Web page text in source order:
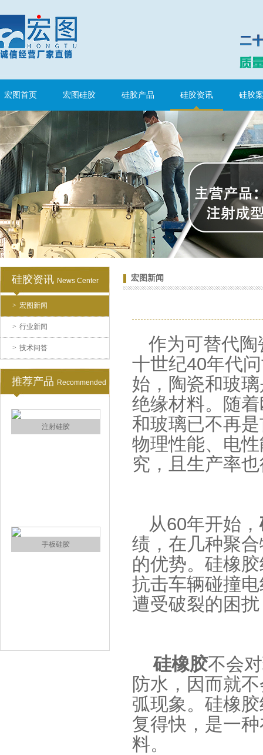
宏图首页 宏图硅胶 硅胶产品 硅胶资讯 硅胶
硅胶资讯 News Center
> 宏图新闻
> 行业新闻
> 技术问答
推荐产品 Recommended
眼镜鼻托专用注射硅胶
涂布硅胶
半透明模具硅胶
注射硅胶
宏图新闻
作为可替代
十世纪40年代
始，陶瓷和玻
绝缘材料。随
和玻璃已不再
物理性能、电
究，且生产率
从60年开始，
绩，在几种聚
的优势。硅橡
抗击车辆碰撞
遭受破裂的困
硅橡胶不会
防水，因而就
弧现象。硅橡
复得快，是一
料。